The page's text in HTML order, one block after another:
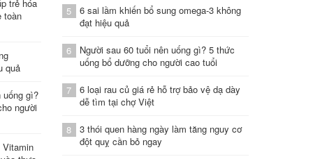
trẻ hóa
toàn
quả
uống gì?
người
Vitamin
5
6 sai lầm khiến bổ sung omega-3 không
đạt hiệu quả
6
Người sau 60 tuổi nên uống gì? 5 thức
uống bổ dưỡng cho người cao tuổi
7
6 loại rau củ giá rẻ hỗ trợ bảo vệ dạ dày
dễ tìm tại chợ Việt
8
3 thói quen hàng ngày làm tăng nguy cơ
đột quỵ cần bỏ ngay